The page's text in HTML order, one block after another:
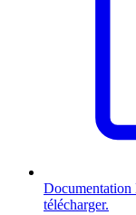
Documentation
télécharger.